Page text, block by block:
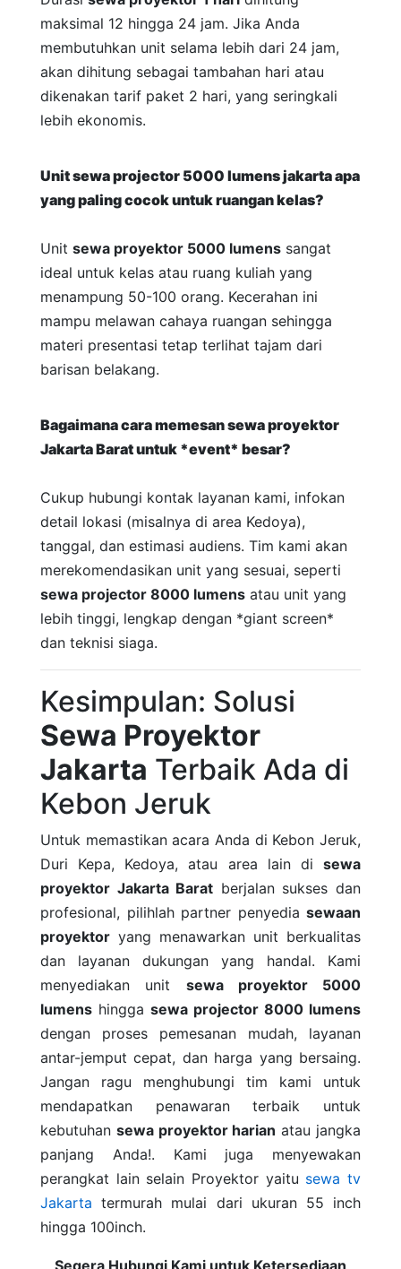
maksimal 12 hingga 24 jam. Jika Anda
membutuhkan unit selama lebih dari 24 jam,
akan dihitung sebagai tambahan hari atau
dikenakan tarif paket 2 hari, yang seringkali
lebih ekonomis.
Unitsewa projector 5000 lumens jakartaapa
yang paling cocok untuk ruangan kelas?
Unit sewa proyektor 5000 lumens sangat
ideal untuk kelas atau ruang kuliah yang
menampung 50-100 orang. Kecerahan ini
mampu melawan cahaya ruangan sehingga
materi presentasi tetap terlihat tajam dari
barisan belakang.
Bagaimana cara memesansewa proyektor
Jakarta Baratuntuk *event* besar?
Cukup hubungi kontak layanan kami, infokan
detail lokasi (misalnya di area Kedoya),
tanggal, dan estimasi audiens. Tim kami akan
merekomendasikan unit yang sesuai, seperti
sewa projector 8000 lumens atau unit yang
lebih tinggi, lengkap dengan *giant screen*
dan teknisi siaga.
Kesimpulan: Solusi
Sewa Proyektor
Jakarta Terbaik Ada di
Kebon Jeruk
Untuk memastikan acara Anda di Kebon Jeruk,
Duri Kepa, Kedoya, atau area lain di sewa
proyektor Jakarta Barat berjalan sukses dan
profesional, pilihlah partner penyedia sewaan
proyektor yang menawarkan unit berkualitas
dan layanan dukungan yang handal. Kami
menyediakan unit sewa proyektor 5000
lumens hingga sewa projector 8000 lumens
dengan proses pemesanan mudah, layanan
antar-jemput cepat, dan harga yang bersaing.
Jangan ragu menghubungi tim kami untuk
mendapatkan penawaran terbaik untuk
kebutuhan sewa proyektor harian atau jangka
panjang Anda!. Kami juga menyewakan
perangkat lain selain Proyektor yaitu sewa tv
Jakarta termurah mulai dari ukuran 55 inch
hingga 100inch.
Segera Hubungi Kami untuk Ketersediaan